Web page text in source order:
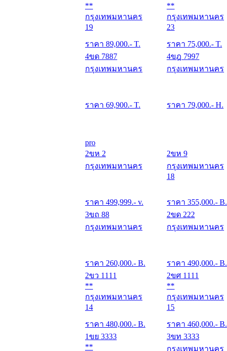
**
กรุงเทพมหานคร
19
ราคา 89,000.- T.
**
กรุงเทพมหานคร
23
ราคา 75,000.- T.
4ขด 7887
กรุงเทพมหานคร
ราคา 69,900.- T.
4ขฎ 7997
กรุงเทพมหานคร
ราคา 79,000.- H.
pro
2ขห 2
กรุงเทพมหานคร
ราคา 499,999.- v.
2ขห 9
กรุงเทพมหานคร
18
ราคา 355,000.- B.
3ขถ 88
กรุงเทพมหานคร
ราคา 260,000.- B.
2ขด 222
กรุงเทพมหานคร
ราคา 490,000.- B.
2ขว 1111
**
กรุงเทพมหานคร
14
ราคา 480,000.- B.
2ขศ 1111
**
กรุงเทพมหานคร
15
ราคา 460,000.- B.
1ขย 3333
**
3ขท 3333
กรุงเทพมหานคร